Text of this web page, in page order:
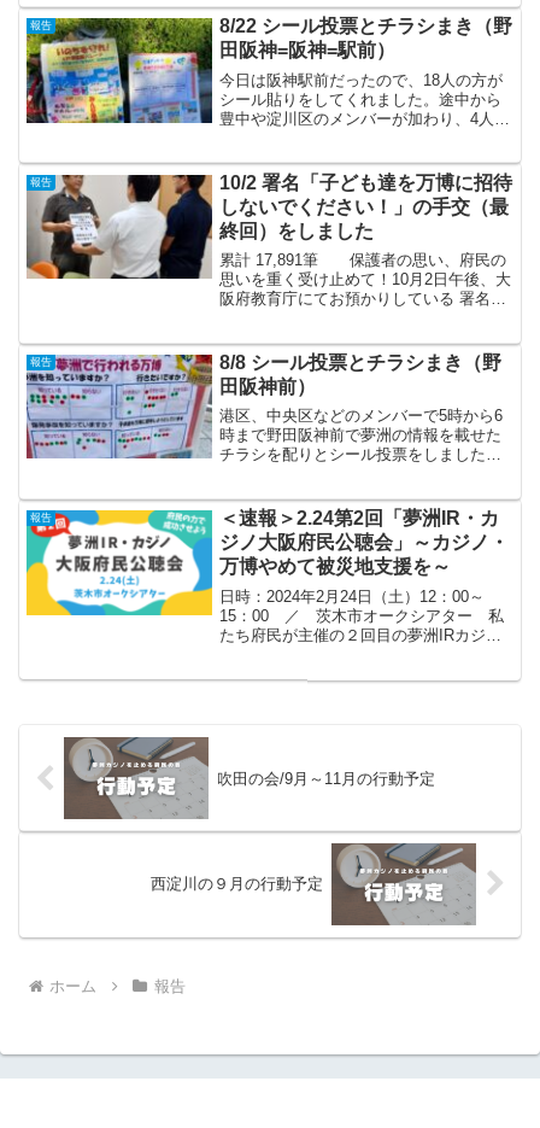
あった。「大阪維新の会」の議員10名も
賛成した。これまで...
報告
8/22 シール投票とチラシまき（野
田阪神=阪神=駅前）
今日は阪神駅前だったので、18人の方が
シール貼りをしてくれました。途中から
豊中や淀川区のメンバーが加わり、4人で
話してくれました。嬉しいですね。高齢
者の方はよく知ってい...
報告
10/2 署名「子ども達を万博に招待
しないでください！」の手交（最
終回）をしました
累計 17,891筆 保護者の思い、府民の
思いを重く受け止めて！10月2日午後、大
阪府教育庁にてお預かりしている 署名
出先は吉村大阪府知事と水野大阪府教育
長です。対応...
報告
8/8 シール投票とチラシまき（野
田阪神前）
港区、中央区などのメンバーで5時から6
時まで野田阪神前で夢洲の情報を載せた
チラシを配りとシール投票をしました。
た。府民の会のチラシや（介護保険のチ
ラシの裏に載っている...
報告
＜速報＞2.24第2回「夢洲IR・カ
ジノ大阪府民公聴会」～カジノ・
万博やめて被災地支援を～
日時：2024年2月24日（土）12：00～
15：00 ／ 茨木市オークシアター 私
たち府民が主催の２回目の夢洲IRカジノ
吹田の会/9月～11月の行動予定
西淀川の９月の行動予定
ホーム 報告